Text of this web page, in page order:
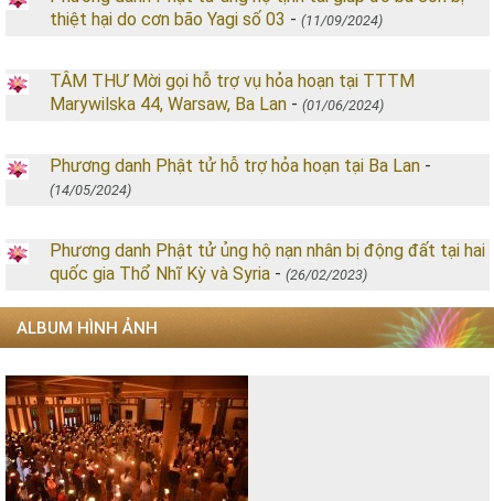
thiệt hại do cơn bão Yagi số 03 - (11/09/2024)
TÂM THƯ Mời gọi hỗ trợ vụ hỏa hoạn tại TTTM
Marywilska 44, Warsaw, Ba Lan - (01/06/2024)
Phương danh Phật tử hỗ trợ hỏa hoạn tại Ba Lan -
(14/05/2024)
Phương danh Phật tử ủng hộ nạn nhân bị động đất tại hai
quốc gia Thổ Nhĩ Kỳ và Syria - (26/02/2023)
ALBUM HÌNH ẢNH